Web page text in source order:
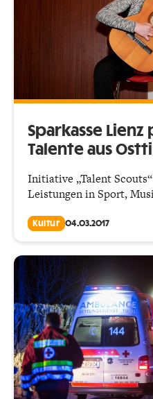
Sparkasse
Talente aus
Initiative „Talent
Leistungen in Sport,
Kultur 04.03.2017